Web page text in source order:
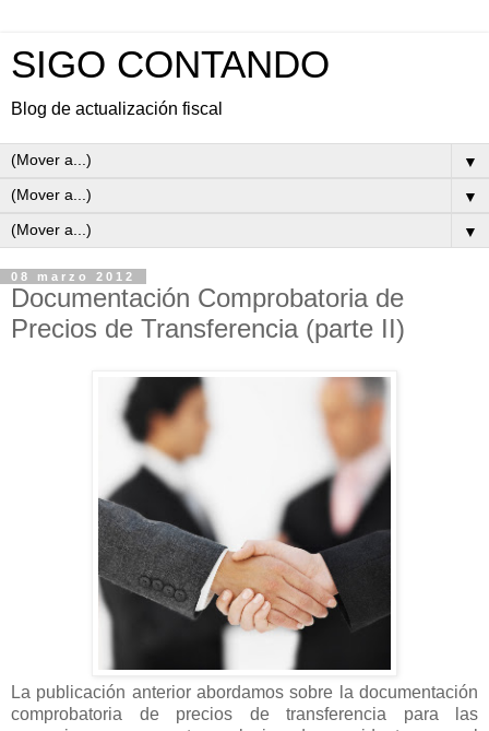
SIGO CONTANDO
Blog de actualización fiscal
▼
▼
▼
08 marzo 2012
Documentación Comprobatoria de
Precios de Transferencia (parte II)
La publicación anterior abordamos sobre la documentación
comprobatoria de precios de transferencia para las